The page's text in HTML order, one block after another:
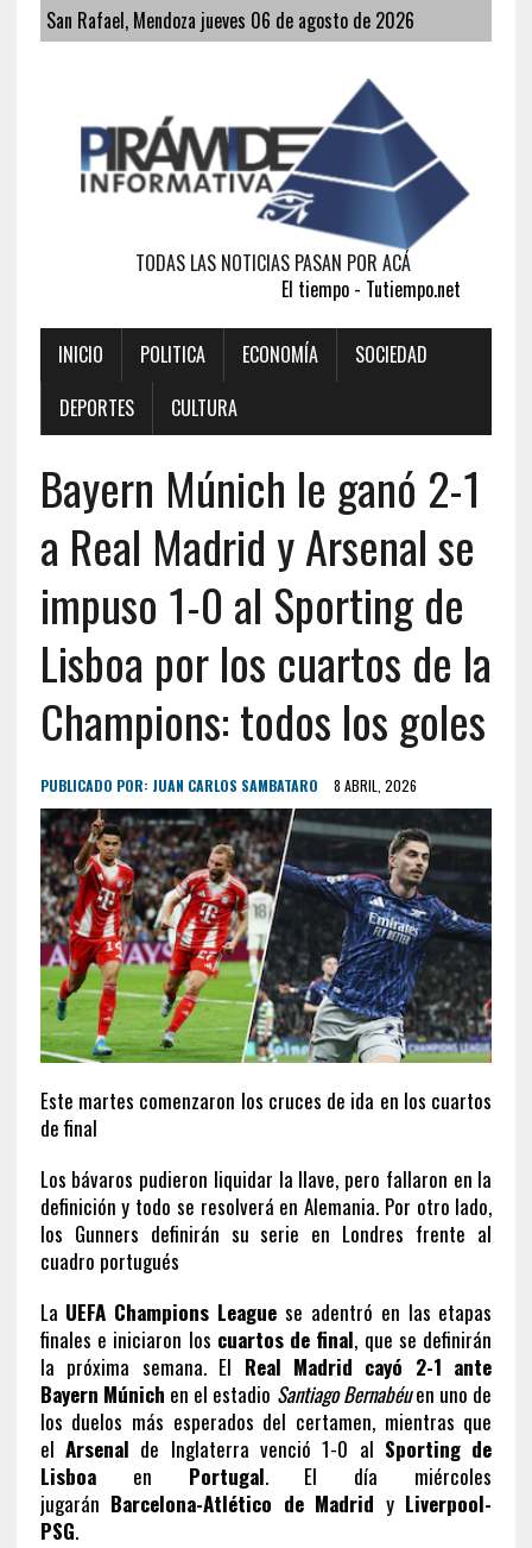
San Rafael, Mendoza jueves 06 de agosto de 2026
TODAS LAS NOTICIAS PASAN POR ACÁ
El tiempo - Tutiempo.net
INICIO POLITICA ECONOMÍA
SOCIEDAD
DEPORTES
CULTURA
Bayern Múnich le ganó 2-1
a Real Madrid y Arsenal se
impuso 1-0 al Sporting de
Lisboa por los cuartos de la
Champions: todos los goles
PUBLICADO POR: JUAN CARLOS SAMBATARO 8 ABRIL, 2026
Este martes comenzaron los cruces de ida en los cuartos
de final
Los bávaros pudieron liquidar la llave, pero fallaron en la
definición y todo se resolverá en Alemania. Por otro lado,
los Gunners definirán su serie en Londres frente al
cuadro portugués
La UEFA Champions League se adentró en las etapas
finales e iniciaron los cuartos de final, que se definirán
la próxima semana. El Real Madrid cayó 2-1 ante
Bayern Múnich en el estadio Santiago Bernabéuen uno de
los duelos más esperados del certamen, mientras que
el Arsenal de Inglaterra venció 1-0 al Sporting de
Lisboa en Portugal. El día miércoles
jugarán Barcelona-Atlético de Madrid y Liverpool-
PSG.